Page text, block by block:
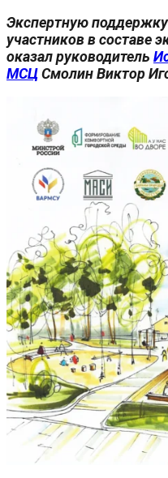
Экспертную
участников в составе
оказал руководитель
МСЦСмолин Виктор